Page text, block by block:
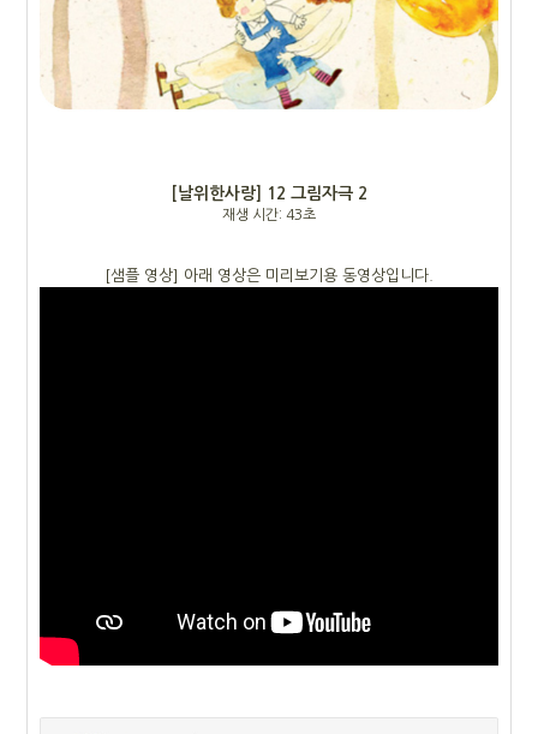
[날위한사랑] 12 그림자극 2
재생 시간: 43초
[샘플 영상] 아래 영상은 미리보기용 동영상입니다.